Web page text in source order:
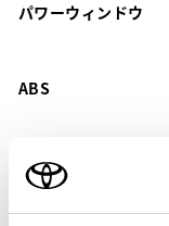
パワーウィンドウ
ABS
横滑防止装置